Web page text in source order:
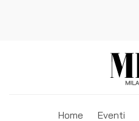
Home Eventi